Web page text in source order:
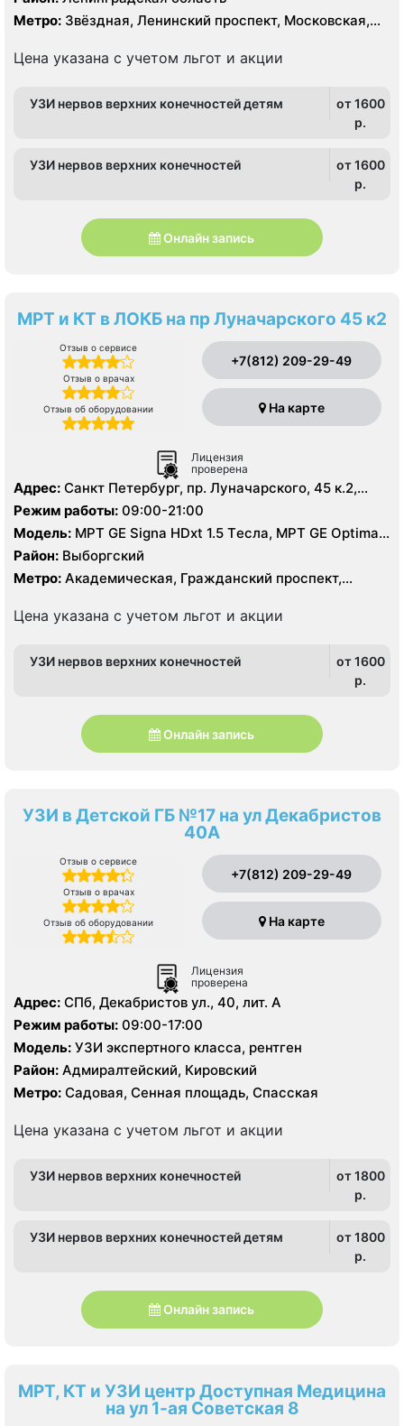
Метро: Звёздная, Ленинский проспект, Московская,
Цена указана с учетом льгот и акции
УЗИ нервов верхних конечностей детям
от 1600
p.
УЗИ нервов верхних конечностей
от 1600
p.
Онлайн запись
МРТ и КТ в ЛОКБ на пр Луначарского 45 к2
Отзыв о сервисе
Отзыв о врачах
Отзыв об оборудовании
+7(812) 209-29-49
На карте
Лицензия
проверена
Адрес: Санкт Петербург, пр. Луначарского, 45 к.2,
литер А
Режим работы: 09:00-21:00
Модель: МРТ GE Signa HDxt 1.5 Tесла, МРТ GE Optima
MR 360 1.5 Tесла, KT GE Optim 64 среза, УЗИ, Рентген
Район: Выборгский
Метро: Академическая, Гражданский проспект,
Цена указана с учетом льгот и акции
УЗИ нервов верхних конечностей
от 1600
p.
Онлайн запись
УЗИ в Детской ГБ №17 на ул Декабристов
40А
Отзыв о сервисе
Отзыв о врачах
Отзыв об оборудовании
+7(812) 209-29-49
На карте
Лицензия
проверена
Адрес: СПб, Декабристов ул., 40, лит. А
Режим работы: 09:00-17:00
Модель: УЗИ экспертного класса, рентген
Район: Адмиралтейский, Кировский
Метро: Садовая, Сенная площадь, Спасская
Цена указана с учетом льгот и акции
УЗИ нервов верхних конечностей
от 1800
p.
УЗИ нервов верхних конечностей детям
от 1800
p.
Онлайн запись
МРТ, КТ и УЗИ центр Доступная Медицина
на ул 1-ая Советская 8